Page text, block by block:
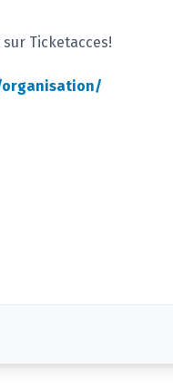
Ticketacces!